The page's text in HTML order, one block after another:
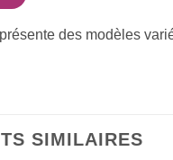
des modèles
SIMILAIRES